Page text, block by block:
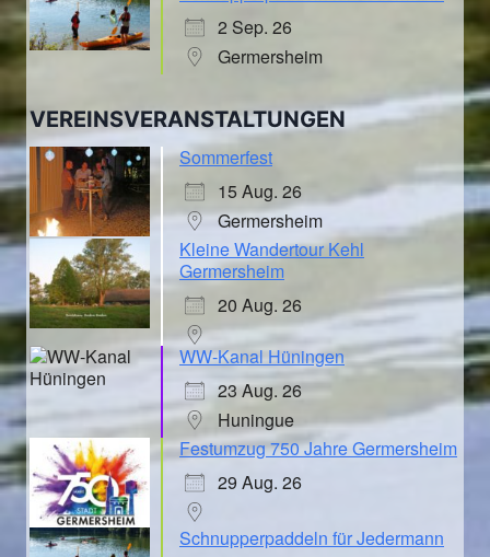
2 Sep. 26
Germersheim
VEREINSVERANSTALTUNGEN
Sommerfest
15 Aug. 26
Germersheim
Kleine Wandertour Kehl
Germersheim
20 Aug. 26
WW-Kanal Hüningen
23 Aug. 26
Huningue
Festumzug 750 Jahre Germersheim
29 Aug. 26
Schnupperpaddeln für Jedermann